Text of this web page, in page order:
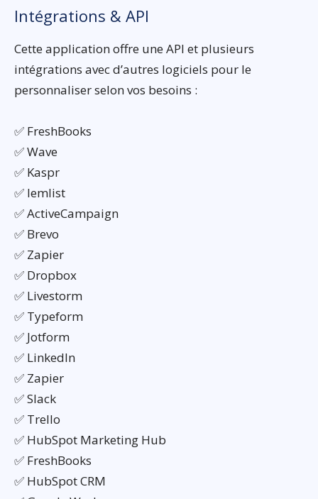
Intégrations & API
Cette application offre une API et plusieurs
intégrations avec d’autres logiciels pour le
personnaliser selon vos besoins :
✅ FreshBooks
✅ Wave
✅ Kaspr
✅ lemlist
✅ ActiveCampaign
✅ Brevo
✅ Zapier
✅ Dropbox
✅ Livestorm
✅ Typeform
✅ Jotform
✅ LinkedIn
✅ Zapier
✅ Slack
✅ Trello
✅ HubSpot Marketing Hub
✅ FreshBooks
✅ HubSpot CRM